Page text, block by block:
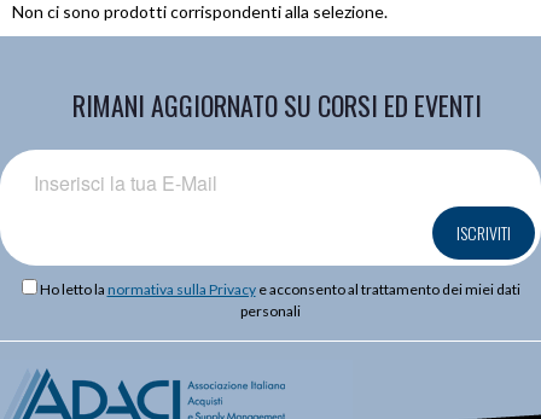
Non ci sono prodotti corrispondenti alla selezione.
RIMANI AGGIORNATO SU CORSI ED EVENTI
ISCRIVITI
Ho letto la normativa sulla Privacye acconsento al trattamento dei miei dati
personali